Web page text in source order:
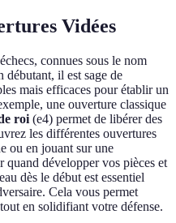
Vidées
connues sous le nom
débutant, il est sage de
mais efficaces pour établir un
une ouverture classique
roi (e4) permet de libérer des
les différentes ouvertures
ou en jouant sur une
quand développer vos pièces et
dès le début est essentiel
Cela vous permet
en solidifiant votre défense.